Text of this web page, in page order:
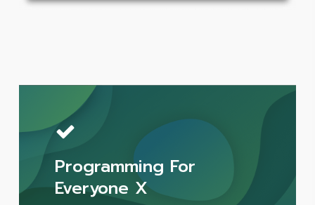
Programming For
Everyone X